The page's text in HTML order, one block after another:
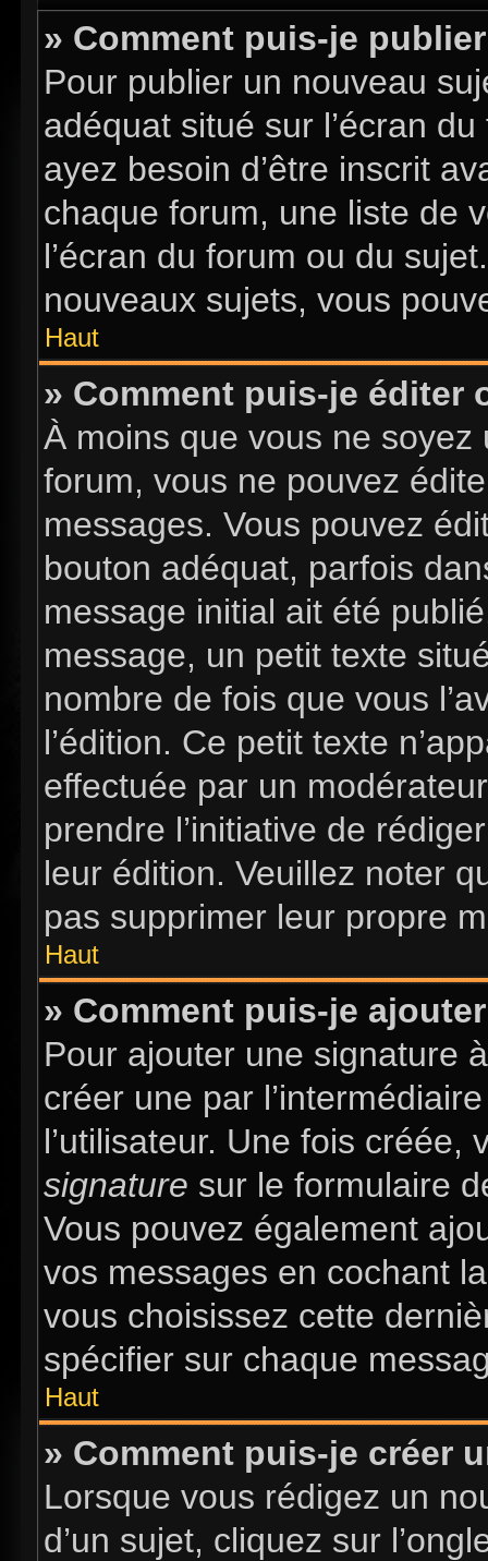
» Comment puis-je
Pour publier un nouveau
adéquat situé sur l’écran
ayez besoin d’être inscrit
chaque forum, une liste de
l’écran du forum ou du
nouveaux sujets, vous
Haut
» Comment puis-je éditer
À moins que vous ne
forum, vous ne pouvez
messages. Vous pouvez
bouton adéquat, parfois
message initial ait été
message, un petit texte
nombre de fois que vous
l’édition. Ce petit texte
effectuée par un
prendre l’initiative de
leur édition. Veuillez noter
pas supprimer leur propre
Haut
» Comment puis-je
Pour ajouter une signature
créer une par
l’utilisateur. Une fois
signature sur le formulaire
Vous pouvez également
vos messages en cochant
vous choisissez cette
spécifier sur chaque
Haut
» Comment puis-je créer
Lorsque vous rédigez un
d’un sujet, cliquez sur